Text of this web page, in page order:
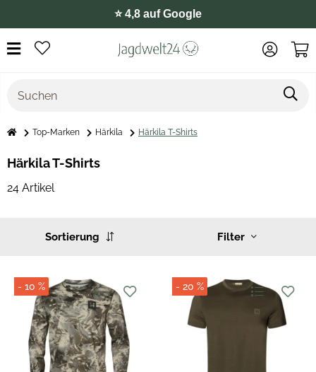
⭐️ 4,8 auf Google
Top-Marken Härkila Härkila T-Shirts
Härkila T-Shirts
24 Artikel
Filter
Sortierung
- 10 % - 20 %